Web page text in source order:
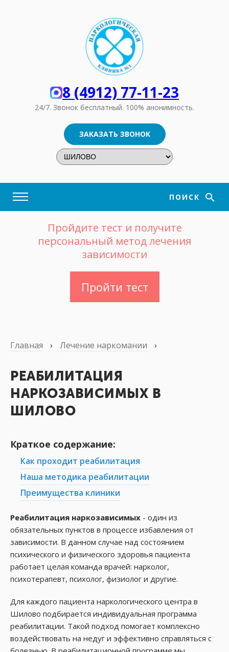
8 (4912) 77-11-23
24/7. Звонок бесплатный. 100% анонимность.
ЗАКАЗАТЬ ЗВОНОК
ПОИСК
Пройдите тест и получите
персональный метод лечения
зависимости
Пройти тест
Главная › Лечение наркомании ›
РЕАБИЛИТАЦИЯ
НАРКОЗАВИСИМЫХ В
ШИЛОВО
Краткое содержание:
Как проходит реабилитация
Наша методика реабилитации
Преимущества клиники
Реабилитация наркозависимых - один из
обязательных пунктов в процессе избавления от
зависимости. В данном случае над состоянием
психического и физического здоровья пациента
работает целая команда врачей: нарколог,
психотерапевт, психолог, физиолог и другие.
Для каждого пациента наркологического центра в
Шилово подбирается индивидуальная программа
реабилитации. Такой подход помогает комплексно
воздействовать на недуг и эффективно справляться с